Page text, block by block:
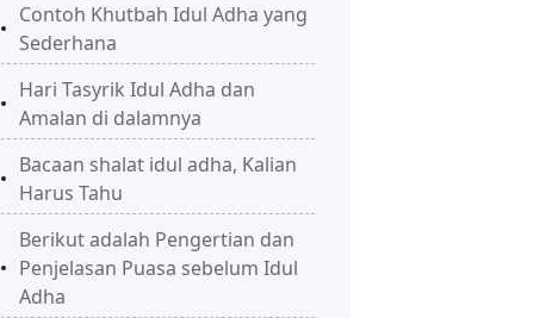
Contoh Khutbah Idul Adha yang
Sederhana
Hari Tasyrik Idul Adha dan
Amalan di dalamnya
Bacaan shalat idul adha, Kalian
Harus Tahu
Berikut adalah Pengertian dan
Penjelasan Puasa sebelum Idul
Adha